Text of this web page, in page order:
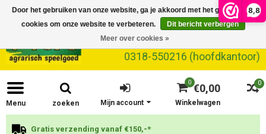
8,8
0318-550216 (hoofdkantoor)
Menu zoeken
0
0 €0,00
Winkelwagen
Mijn account
Gratis verzending vanaf €150,-*
Door het gebruiken van onze website, ga je akkoord met het gebruik van
cookies om onze website te verbeteren.
Dit bericht verbergen
Meer over cookies »